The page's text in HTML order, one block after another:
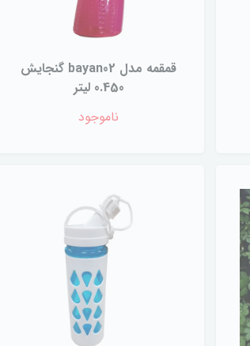
قمقمه مدل bayan02 گنجایش
0.450 لیتر
ناموجود